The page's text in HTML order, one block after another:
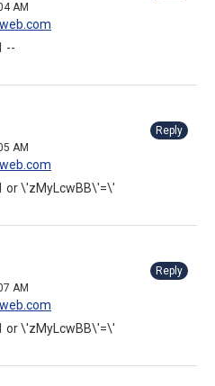
AM
--
AM
Reply
or \'zMyLcwBB\'=\'
AM
Reply
or \'zMyLcwBB\'=\'